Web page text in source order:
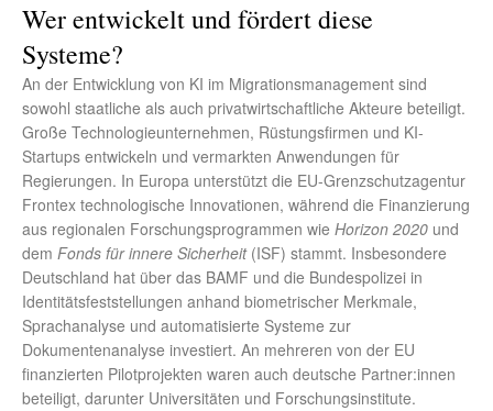
Wer entwickelt und fördert diese
Systeme?
An der Entwicklung von KI im Migrationsmanagement sind
sowohl staatliche als auch privatwirtschaftliche Akteure beteiligt.
Große Technologieunternehmen, Rüstungsfirmen und KI-
Startups entwickeln und vermarkten Anwendungen für
Regierungen. In Europa unterstützt die EU-Grenzschutzagentur
Frontex technologische Innovationen, während die Finanzierung
aus regionalen Forschungsprogrammen wie Horizon 2020 und
dem Fonds für innere Sicherheit(ISF) stammt. Insbesondere
Deutschland hat über das BAMF und die Bundespolizei in
Identitätsfeststellungen anhand biometrischer Merkmale,
Sprachanalyse und automatisierte Systeme zur
Dokumentenanalyse investiert. An mehreren von der EU
finanzierten Pilotprojekten waren auch deutsche Partner:innen
beteiligt, darunter Universitäten und Forschungsinstitute.